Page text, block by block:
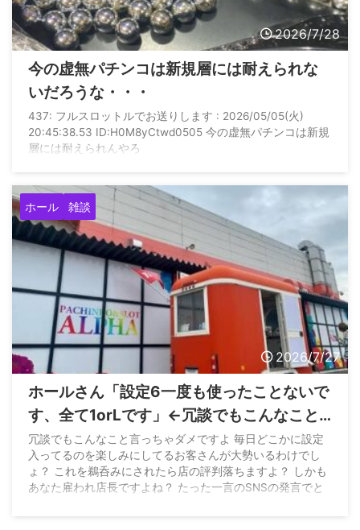
2026/7/28
今の虚無パチンコは新規層には耐えられな
いだろうな・・・
437: フルスロットルでお送りします : 2026/05/05(火)
20:45:38.53 ID:H0M8yCtwd0505 今の虚無パチンコは新規
層には耐えられんやろ
ホール 雑談
2026/7/27
ホールさん「設定6一度も使ったことないで
す、全て1orLです」←冗談でもこんなこと
言っちゃダメとお怒り
冗談でもこんなこと言っちゃダメですよ 毎日どこかに設定
入ってるのを楽しみにしてるお客さんが大勢いるわけでし
ょ？ これを鵜呑みにされたら店の評判落ちますよ？ しかも
あなた雇われ店長ですよね？ たった一言のSNSの発言でと